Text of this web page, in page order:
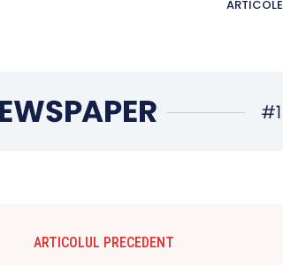
ARTICOLE
ARTICOLUL PRECEDENT